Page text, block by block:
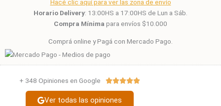
Hacé clic aquí para ver las zona de envío
Horario Delivery: 13:00HS a 17:00HS de Lun a Sáb.
Compra Mínima para envíos $10.000
Comprá online y Pagá con Mercado Pago.
+ 348 Opiniones en Google Valorado
Ver todas las opiniones